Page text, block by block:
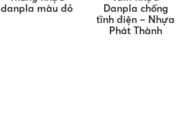
danpla màu đỏ
Danpla chống
tĩnh điện – Nhựa
Phát Thành